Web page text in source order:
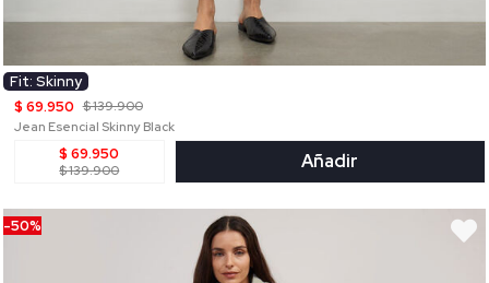
Fit: Skinny
$ 69.950 $ 139.900
Jean Esencial Skinny Black
$ 69.950
$ 139.900 Añadir
-50%